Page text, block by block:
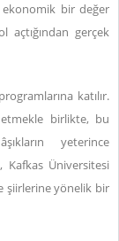
ekonomik bir değer
açtığından gerçek
katılır.
birlikte, bu
yeterince
Kafkas Üniversitesi
şiirlerine yönelik bir